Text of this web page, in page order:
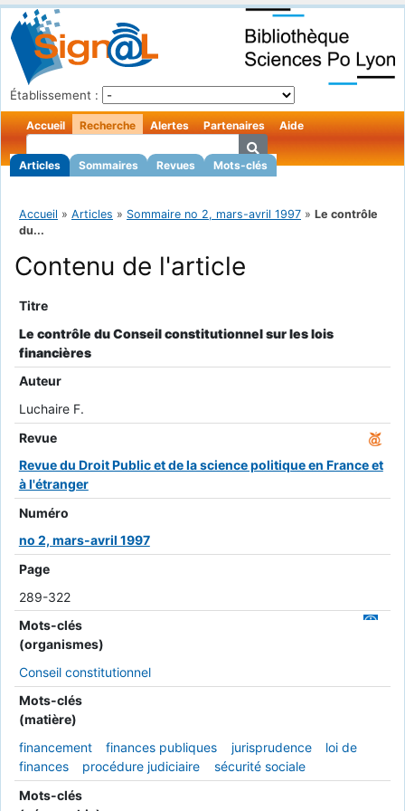
Établissement :
Accueil Recherche
Articles Sommaires Revues Mots-clés
Alertes Partenaires Aide
Accueil » Articles » Sommaire no 2, mars-avril 1997 » Le contrôle
du...
Contenu de l'article
Titre
Le contrôle du Conseil constitutionnel sur les lois
financières
Auteur
Luchaire F.
Revue
Revue du Droit Public et de la science politique en France et
à l'étranger
Numéro
no 2, mars-avril 1997
Page
289-322
Mots-clés
(organismes)
Conseil constitutionnel
Mots-clés
(matière)
financement
finances publiques jurisprudence
loi de
finances
procédure judiciaire
sécurité sociale
Mots-clés